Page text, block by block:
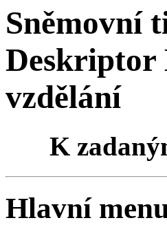
Sněmovní
Deskriptor
vzdělání
K
Hlavní